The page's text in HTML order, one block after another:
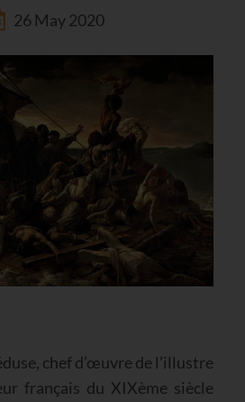
26 May 2020
chef d’œuvre de l’illustre
français du XIXème siècle